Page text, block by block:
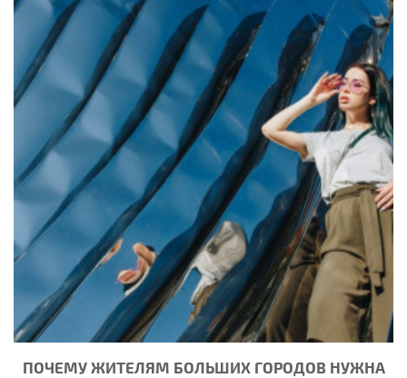
ПОЧЕМУ ЖИТЕЛЯМ БОЛЬШИХ ГОРОДОВ НУЖНА